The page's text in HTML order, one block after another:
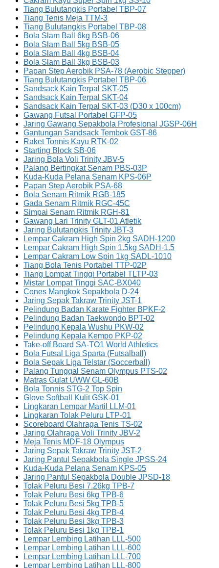
Tiang Bulutangkis Portabel TBP-07
Tiang Tenis Meja TTM-3
Tiang Bulutangkis Portabel TBP-08
Bola Slam Ball 6kg BSB-06
Bola Slam Ball 5kg BSB-05
Bola Slam Ball 4kg BSB-04
Bola Slam Ball 3kg BSB-03
Papan Step Aerobik PSA-78 (Aerobic Stepper)
Tiang Bulutangkis Portabel TBP-06
Sandsack Kain Terpal SKT-05
Sandsack Kain Terpal SKT-04
Sandsack Kain Terpal SKT-03 (D30 x 100cm)
Gawang Futsal Portabel GFP-05
Jaring Gawang Sepakbola Profesional JGSP-06H
Gantungan Sandsack Tembok GST-86
Raket Tonnis Kayu RTK-02
Starting Block SB-06
Jaring Bola Voli Trinity JBV-5
Palang Bertingkat Senam PBS-03P
Kuda-Kuda Pelana Senam KPS-06P
Papan Step Aerobik PSA-68
Bola Senam Ritmik RGB-185
Gada Senam Ritmik RGC-45C
Simpai Senam Ritmik RGH-81
Gawang Lari Trinity GLT-01 Atletik
Jaring Bulutangkis Trinity JBT-3
Lempar Cakram High Spin 2kg SADH-1200
Lempar Cakram High Spin 1.5kg SADH-1.5
Lempar Cakram Low Spin 1kg SADL-1010
Tiang Bola Tenis Portabel TTP-02P
Tiang Lompat Tinggi Portabel TLTP-03
Mistar Lompat Tinggi SAC-BX040
Cones Mangkok Sepakbola D-24
Jaring Sepak Takraw Trinity JST-1
Pelindung Badan Karate Fighter BPKF-2
Pelindung Badan Taekwondo BPT-02
Pelindung Kepala Wushu PKW-02
Pelindung Kepala Kempo PKP-02
Take-off Board SA-TO1 World Athletics
Bola Futsal Liga Sparta (Futsalball)
Bola Sepak Liga Telstar (Soccerball)
Palang Tunggal Senam Olympus PTS-02
Matras Gulat UWW GL-60B
Bola Tonnis STG-2 Top Spin
Glove Softball Kulit GSK-01
Lingkaran Lempar Martil LLM-01
Lingkaran Tolak Peluru LTP-01
Scoreboard Olahraga Tenis TS-02
Jaring Olahraga Voli Trinity JBV-2
Meja Tenis MDF-18 Olympus
Jaring Sepak Takraw Trinity JST-2
Jaring Pantul Sepakbola Single JPSS-24
Kuda-Kuda Pelana Senam KPS-05
Jaring Pantul Sepakbola Double JPSD-18
Tolak Peluru Besi 7.26kg TPB-7
Tolak Peluru Besi 6kg TPB-6
Tolak Peluru Besi 5kg TPB-5
Tolak Peluru Besi 4kg TPB-4
Tolak Peluru Besi 3kg TPB-3
Tolak Peluru Besi 1kg TPB-1
Lempar Lembing Latihan LLL-500
Lempar Lembing Latihan LLL-600
Lempar Lembing Latihan LLL-700
Lempar Lembing Latihan LLL-800